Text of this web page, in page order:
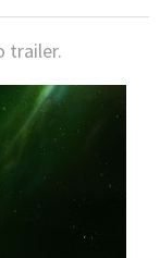
trailer.